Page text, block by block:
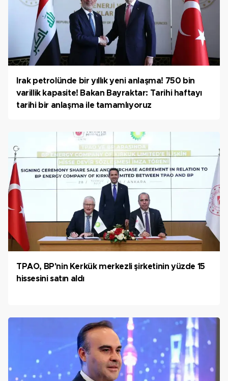
Irak petrolünde bir yıllık yeni anlaşma! 750 bin
varillik kapasite! Bakan Bayraktar: Tarihi haftayı
tarihi bir anlaşma ile tamamlıyoruz
TPAO, BP'nin Kerkük merkezli şirketinin yüzde 15
hissesini satın aldı